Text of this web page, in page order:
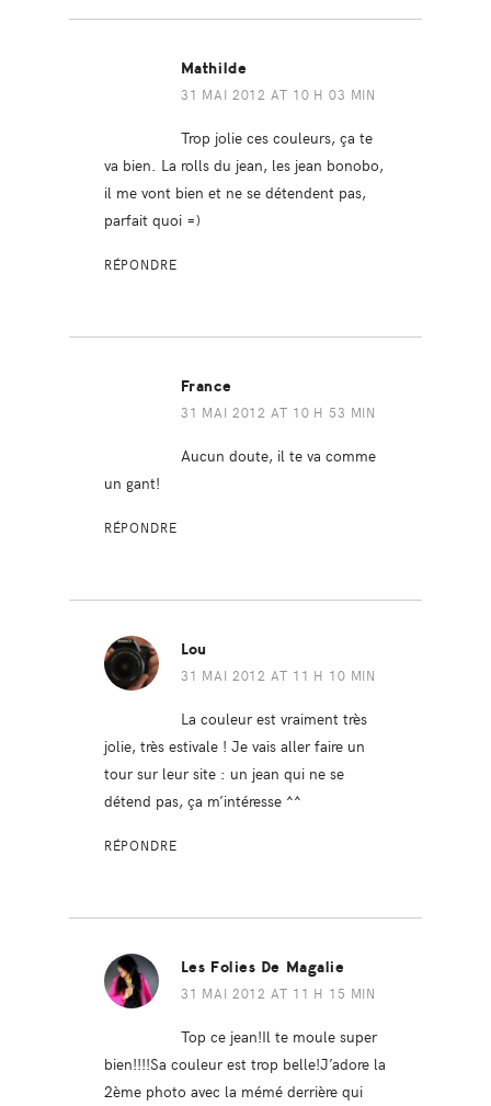
Mathilde
31 MAI 2012 AT 10 H 03 MIN
Trop jolie ces couleurs, ça te
va bien. La rolls du jean, les jean bonobo,
il me vont bien et ne se détendent pas,
parfait quoi =)
RÉPONDRE
France
31 MAI 2012 AT 10 H 53 MIN
Aucun doute, il te va comme
un gant!
RÉPONDRE
Lou
31 MAI 2012 AT 11 H 10 MIN
La couleur est vraiment très
jolie, très estivale ! Je vais aller faire un
tour sur leur site : un jean qui ne se
détend pas, ça m’intéresse ^^
RÉPONDRE
Les Folies De Magalie
31 MAI 2012 AT 11 H 15 MIN
Top ce jean!Il te moule super
bien!!!!Sa couleur est trop belle!J’adore la
2ème photo avec la mémé derrière qui